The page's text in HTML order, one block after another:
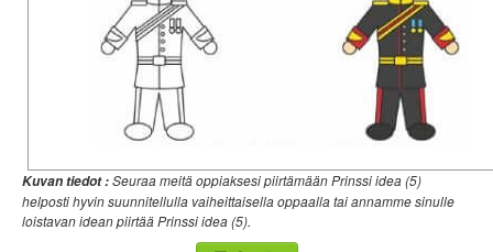
Kuvan tiedot :Seuraa meitä oppiaksesi piirtämään Prinssi idea (5)
helposti hyvin suunnitellulla vaiheittaisella oppaalla tai annamme sinulle
loistavan idean piirtää Prinssi idea (5).